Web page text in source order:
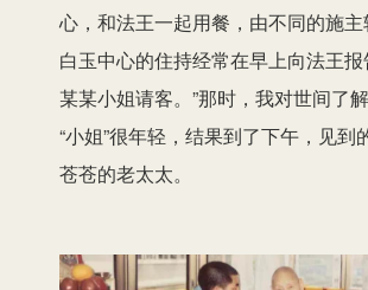
心，和法王一起用餐，由不同的施主
白玉中心的住持经常在早上向法王报
某某小姐请客。”那时，我对世间了
“小姐”很年轻，结果到了下午，见到
苍苍的老太太。